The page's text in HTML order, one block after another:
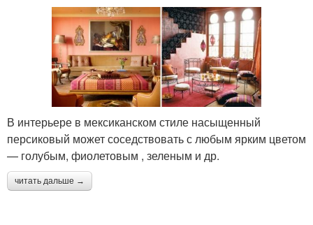
В интерьере в мексиканском стиле насыщенный
персиковый может соседствовать с любым ярким цветом
— голубым, фиолетовым , зеленым и др.
читать дальше →